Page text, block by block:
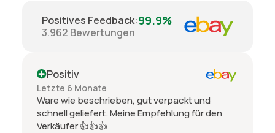
Positives Feedback:99.9%
3.962 Bewertungen
Positiv
Letzte 6 Monate
Ware wie beschrieben, gut verpackt und
schnell geliefert. Meine Empfehlung für den
Verkäufer 👍👍👍